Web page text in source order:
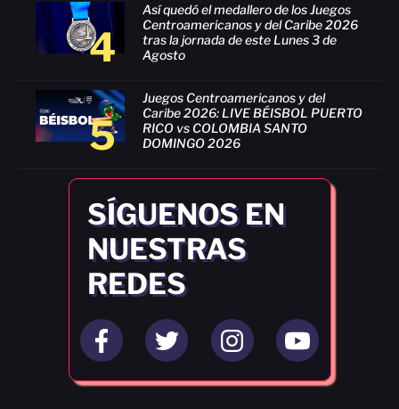
4
Así quedó el medallero de los Juegos
Centroamericanos y del Caribe 2026
tras la jornada de este Lunes 3 de
Agosto
5
Juegos Centroamericanos y del
Caribe 2026: LIVE BÉISBOL PUERTO
RICO vs COLOMBIA SANTO
DOMINGO 2026
SÍGUENOS EN
NUESTRAS
REDES